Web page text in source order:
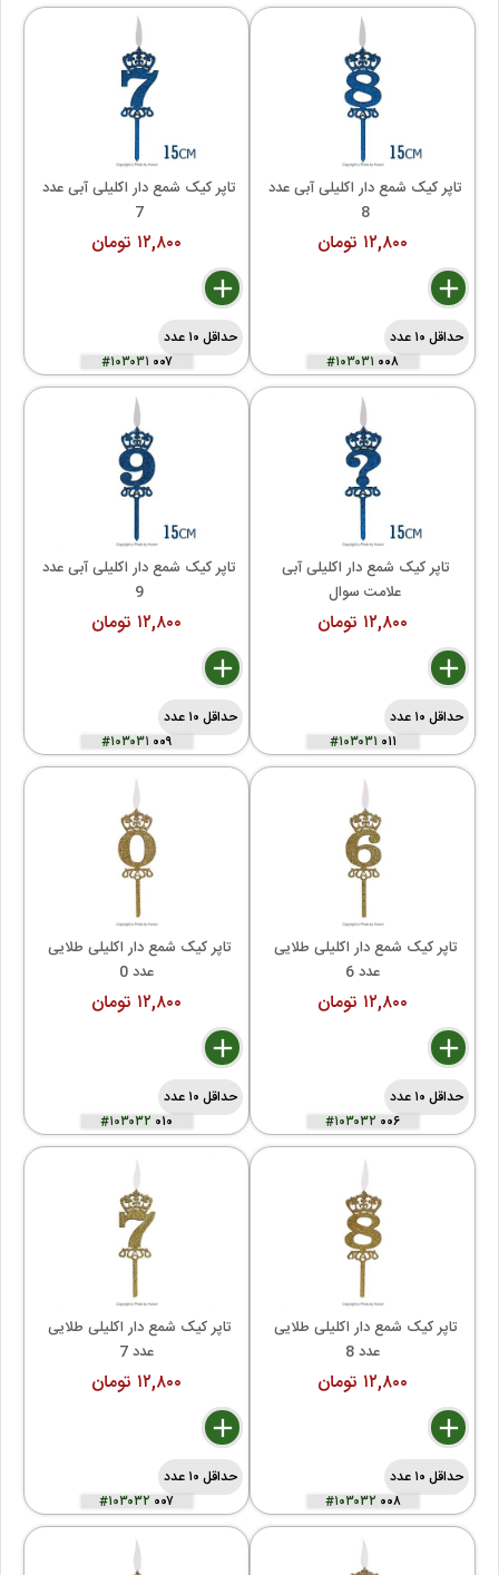
7
۱۲,۸۰۰ تومان
delete
remove
add
حداقل ۱۰ عدد
#۱۰۳۰۳۱ ۰۰۷
8
۱۲,۸۰۰ تومان
delete
remove
add
حداقل ۱۰ عدد
#۱۰۳۰۳۱ ۰۰۸
9
۱۲,۸۰۰ تومان
delete
remove
add
حداقل ۱۰ عدد
#۱۰۳۰۳۱ ۰۰۹
علامت سوال
۱۲,۸۰۰ تومان
delete
remove
add
حداقل ۱۰ عدد
#۱۰۳۰۳۱ ۰۱۱
عدد 0
۱۲,۸۰۰ تومان
delete
remove
add
حداقل ۱۰ عدد
#۱۰۳۰۳۲ ۰۱۰
عدد 6
۱۲,۸۰۰ تومان
delete
remove
add
حداقل ۱۰ عدد
#۱۰۳۰۳۲ ۰۰۶
عدد 7
۱۲,۸۰۰ تومان
delete
remove
add
حداقل ۱۰ عدد
#۱۰۳۰۳۲ ۰۰۷
عدد 8
۱۲,۸۰۰ تومان
delete
remove
add
حداقل ۱۰ عدد
#۱۰۳۰۳۲ ۰۰۸